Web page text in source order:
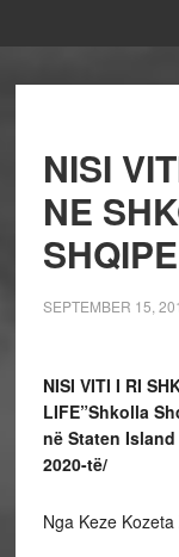
NISI
NE
SEPTEMBER 15,
NISI VITI I RI
LIFE”Shkolla
në Staten
2020-të/
Nga Keze Kozeta